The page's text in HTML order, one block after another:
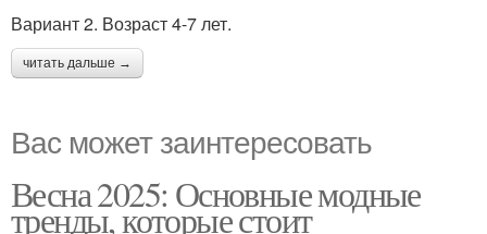
Вариант 2. Возраст 4-7 лет.
читать дальше →
Вас может заинтересовать
Весна 2025: Основные модные
тренды, которые стоит